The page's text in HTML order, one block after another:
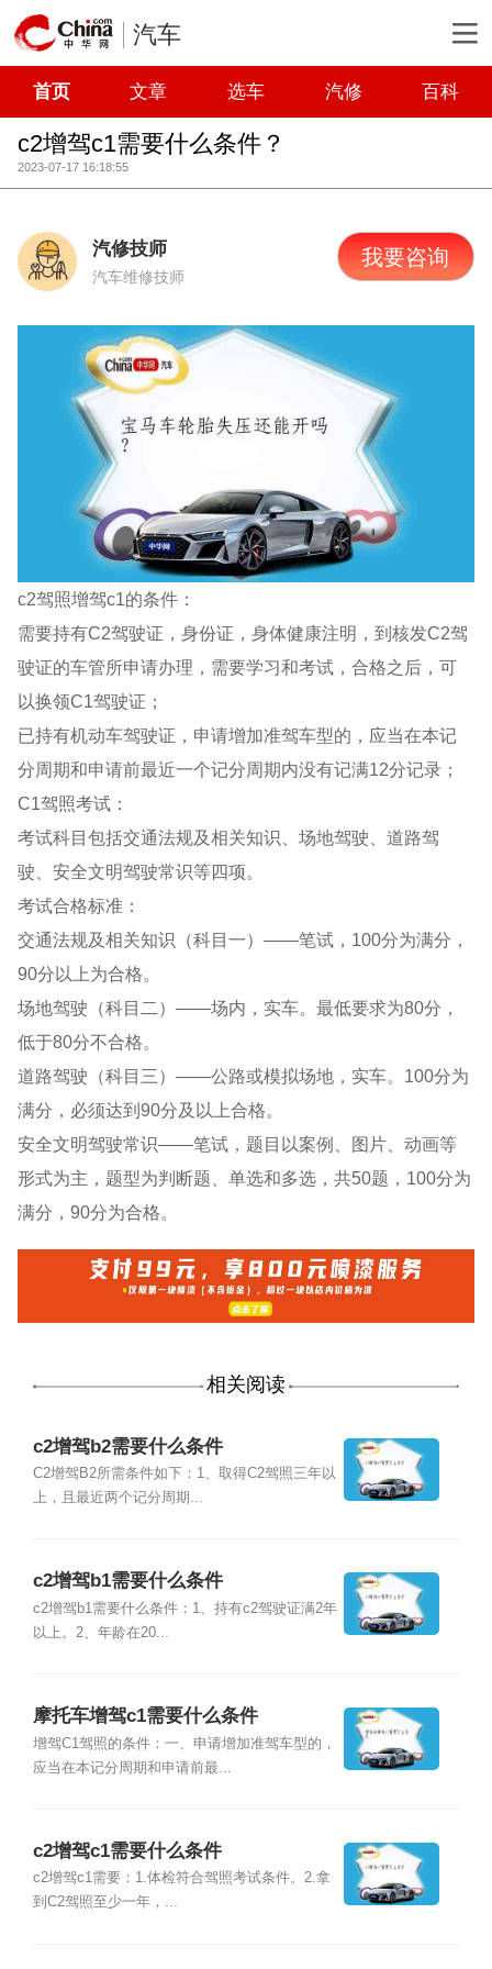
汽车
首页 文章 选车 汽修 百科
c2增驾c1需要什么条件？
2023-07-17 16:18:55
汽修技师
汽车维修技师
我要咨询
c2驾照增驾c1的条件：
需要持有C2驾驶证，身份证，身体健康注明，到核发C2驾
驶证的车管所申请办理，需要学习和考试，合格之后，可
以换领C1驾驶证；
已持有机动车驾驶证，申请增加准驾车型的，应当在本记
分周期和申请前最近一个记分周期内没有记满12分记录；
C1驾照考试：
考试科目包括交通法规及相关知识、场地驾驶、道路驾
驶、安全文明驾驶常识等四项。
考试合格标准：
交通法规及相关知识（科目一）——笔试，100分为满分，
90分以上为合格。
场地驾驶（科目二）——场内，实车。最低要求为80分，
低于80分不合格。
道路驾驶（科目三）——公路或模拟场地，实车。100分为
满分，必须达到90分及以上合格。
安全文明驾驶常识——笔试，题目以案例、图片、动画等
形式为主，题型为判断题、单选和多选，共50题，100分为
满分，90分为合格。
相关阅读
c2增驾b2需要什么条件
C2增驾B2所需条件如下：1、取得C2驾照三年以
上，且最近两个记分周期...
c2增驾b1需要什么条件
c2增驾b1需要什么条件：1、持有c2驾驶证满2年
以上。2、年龄在20...
摩托车增驾c1需要什么条件
增驾C1驾照的条件：一、申请增加准驾车型的，
应当在本记分周期和申请前最...
c2增驾c1需要什么条件
c2增驾c1需要：1.体检符合驾照考试条件。2.拿
到C2驾照至少一年，...